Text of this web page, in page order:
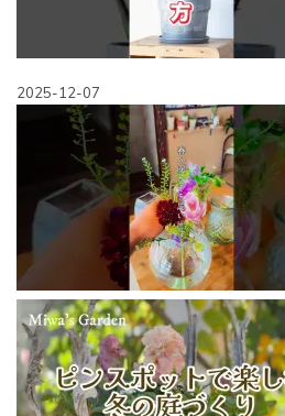
2025-12-07